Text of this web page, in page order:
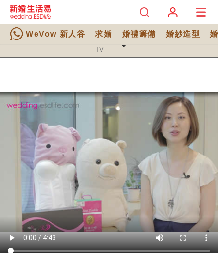
WeVow 新人谷 求婚 婚禮籌備 婚紗造型
TV 分類
TV